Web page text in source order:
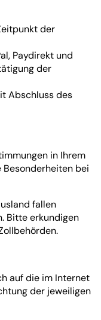
der
Paydirekt und
der
Abschluss des
in Ihrem
Besonderheiten bei
fallen
Bitte erkundigen
auf die im Internet
der jeweiligen